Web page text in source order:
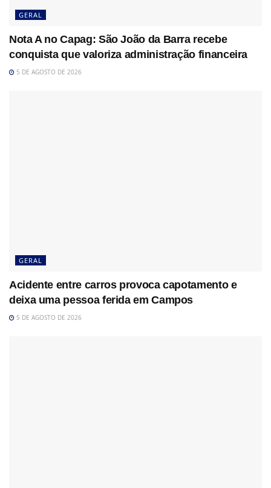
GERAL
Nota A no Capag: São João da Barra recebe
conquista que valoriza administração financeira
5 DE AGOSTO DE 2026
GERAL
Acidente entre carros provoca capotamento e
deixa uma pessoa ferida em Campos
5 DE AGOSTO DE 2026